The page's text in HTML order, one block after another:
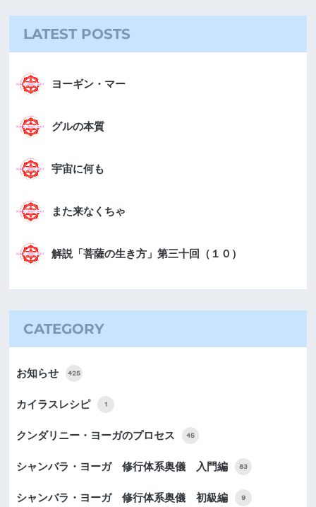
LATEST POSTS
ヨーギン・マー
グルの本質
宇宙に何も
また来なくちゃ
解説「菩薩の生き方」第三十回（１０）
CATEGORY
お知らせ 425
カイラスレシピ 1
クンダリニー・ヨーガのプロセス 45
シャンバラ・ヨーガ 修行体系奥儀 入門編 83
シャンバラ・ヨーガ 修行体系奥儀 初級編 9